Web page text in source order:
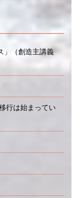
」（創造主講義
行は始まってい